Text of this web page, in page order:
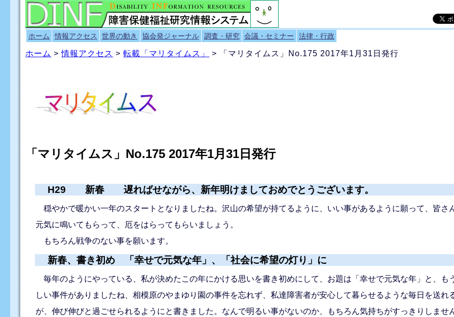
ホーム 情報アクセス 世界の動き 協会発ジャーナル 調査・研究 会議・セミナー 法律・行政
ホーム >情報アクセス >転載「マリタイムス」 > 「マリタイムス」No.175 2017年1月31日発行
「マリタイムス」No.175 2017年1月31日発行
H29 新春 遅ればせながら、新年明けましておめでとうございます。
穏やかで暖かい一年のスタートとなりましたね。沢山の希望が持てるように、いい事があるように願って、皆さ
元気に鳴いてもらって、厄をはらってもらいましょう。
もちろん戦争のない事を願います。
新春、書き初め 「幸せで元気な年」、「社会に希望の灯り」に
毎年のようにやっている、私が決めたこの年にかける思いを書き初めにして、お題は「幸せで元気な年」と、も
しい事件がありましたね、相模原のやまゆり園の事件を忘れず、私達障害者が安心して暮らせるような毎日を送
が、伸び伸びと過ごせられるようにと書きました。なんで明るい事がないのか、もちろん気持ちがすっきりしませ